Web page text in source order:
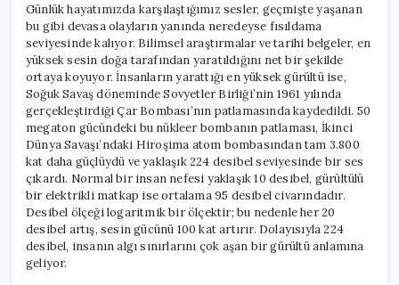
Günlük hayatımızda karşılaştığımız sesler, geçmişte yaşanan
bu gibi devasa olayların yanında neredeyse fısıldama
seviyesinde kalıyor. Bilimsel araştırmalar ve tarihi belgeler, en
yüksek sesin doğa tarafından yaratıldığını net bir şekilde
ortaya koyuyor. İnsanların yarattığı en yüksek gürültü ise,
Soğuk Savaş döneminde Sovyetler Birliği’nin 1961 yılında
gerçekleştirdiği Çar Bombası’nın patlamasında kaydedildi. 50
megaton gücündeki bu nükleer bombanın patlaması, İkinci
Dünya Savaşı’ndaki Hiroşima atom bombasından tam 3.800
kat daha güçlüydü ve yaklaşık 224 desibel seviyesinde bir ses
çıkardı. Normal bir insan nefesi yaklaşık 10 desibel, gürültülü
bir elektrikli matkap ise ortalama 95 desibel civarındadır.
Desibel ölçeği logaritmik bir ölçektir; bu nedenle her 20
desibel artış, sesin gücünü 100 kat artırır. Dolayısıyla 224
desibel, insanın algı sınırlarını çok aşan bir gürültü anlamına
geliyor.